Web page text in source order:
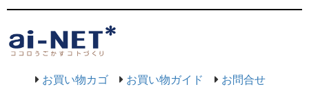
お買い物カゴ お買い物ガイド
お問合せ